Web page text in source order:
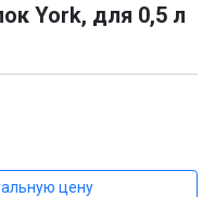
York, для 0,5 л
цену